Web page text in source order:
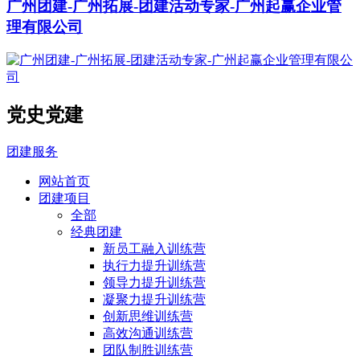
广州团建-广州拓展-团建活动专家-广州起赢企业管
理有限公司
党史党建
团建服务
网站首页
团建项目
全部
经典团建
新员工融入训练营
执行力提升训练营
领导力提升训练营
凝聚力提升训练营
创新思维训练营
高效沟通训练营
团队制胜训练营